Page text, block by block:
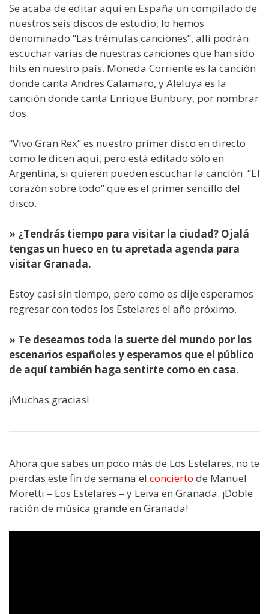
Se acaba de editar aquí en España un compilado de
nuestros seis discos de estudio, lo hemos
denominado “Las trémulas canciones”, allí podrán
escuchar varias de nuestras canciones que han sido
hits en nuestro país. Moneda Corriente es la canción
donde canta Andres Calamaro, y Aleluya es la
canción donde canta Enrique Bunbury, por nombrar
dos.
“Vivo Gran Rex” es nuestro primer disco en directo
como le dicen aquí, pero está editado sólo en
Argentina, si quieren pueden escuchar la canción “El
corazón sobre todo” que es el primer sencillo del
disco.
» ¿Tendrás tiempo para visitar la ciudad? Ojalá
tengas un hueco en tu apretada agenda para
visitar Granada.
Estoy casi sin tiempo, pero como os dije esperamos
regresar con todos los Estelares el año próximo.
» Te deseamos toda la suerte del mundo por los
escenarios españoles y esperamos que el público
de aquí también haga sentirte como en casa.
¡Muchas gracias!
Ahora que sabes un poco más de Los Estelares, no te
pierdas este fin de semana el concierto de Manuel
Moretti – Los Estelares – y Leiva en Granada. ¡Doble
ración de música grande en Granada!